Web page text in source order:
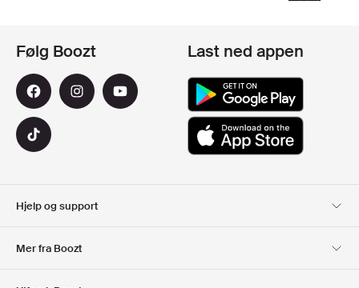
Hjelp og support
Mer fra Boozt
Følg Boozt Last ned appen